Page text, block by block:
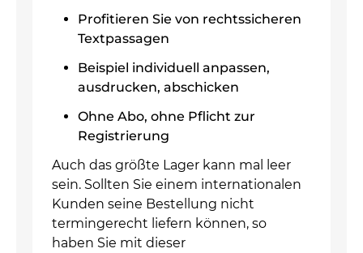
Profitieren Sie von rechtssicheren
Textpassagen
Beispiel individuell anpassen,
ausdrucken, abschicken
Ohne Abo, ohne Pflicht zur
Registrierung
Auch das größte Lager kann mal leer
sein. Sollten Sie einem internationalen
Kunden seine Bestellung nicht
termingerecht liefern können, so
haben Sie mit dieser